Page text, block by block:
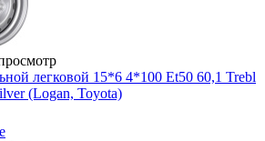
легковой 15*6 4*100 Et50 60,1 Trebl
(Logan, Toyota)